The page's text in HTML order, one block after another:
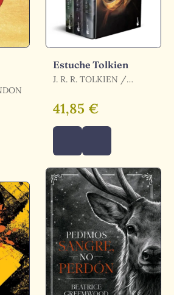
Estuche Tolkien
J. R. R. TOLKIEN /
TOLKIEN
41,85 €